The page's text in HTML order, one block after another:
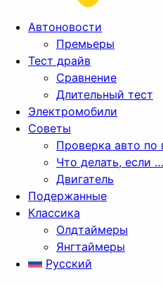
Автоновости
Премьеры
Тест драйв
Сравнение
Длительный тест
Электромобили
Советы
Проверка авто по
Что делать, если …
Двигатель
Подержанные
Классика
Олдтаймеры
Янгтаймеры
Русский